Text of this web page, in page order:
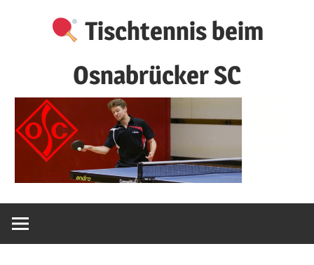
Tischtennis beim
Osnabrücker SC